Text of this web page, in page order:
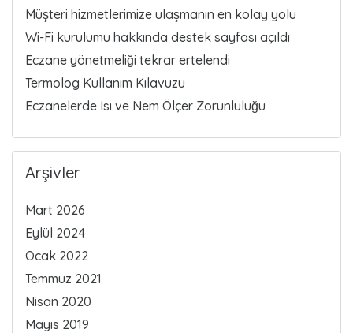
Müşteri hizmetlerimize ulaşmanın en kolay yolu
Wi-Fi kurulumu hakkında destek sayfası açıldı
Eczane yönetmeliği tekrar ertelendi
Termolog Kullanım Kılavuzu
Eczanelerde Isı ve Nem Ölçer Zorunluluğu
Arşivler
Mart 2026
Eylül 2024
Ocak 2022
Temmuz 2021
Nisan 2020
Mayıs 2019